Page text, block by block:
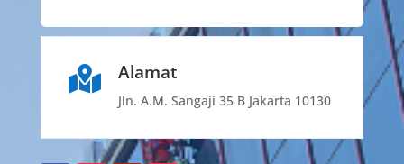
 Alamat
Jln. A.M. Sangaji 35 B Jakarta 10130